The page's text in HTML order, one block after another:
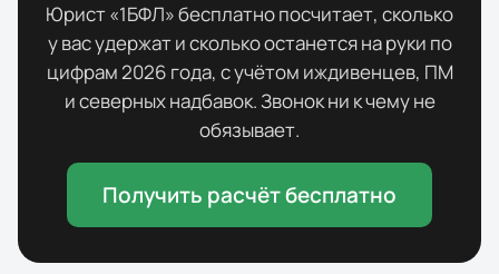
Юрист «1БФЛ» бесплатно посчитает, сколько
у вас удержат и сколько останется на руки по
цифрам2026 года, с учётом иждивенцев, ПМ
и северных надбавок. Звонок ни к чему не
обязывает.
Получить расчёт бесплатно